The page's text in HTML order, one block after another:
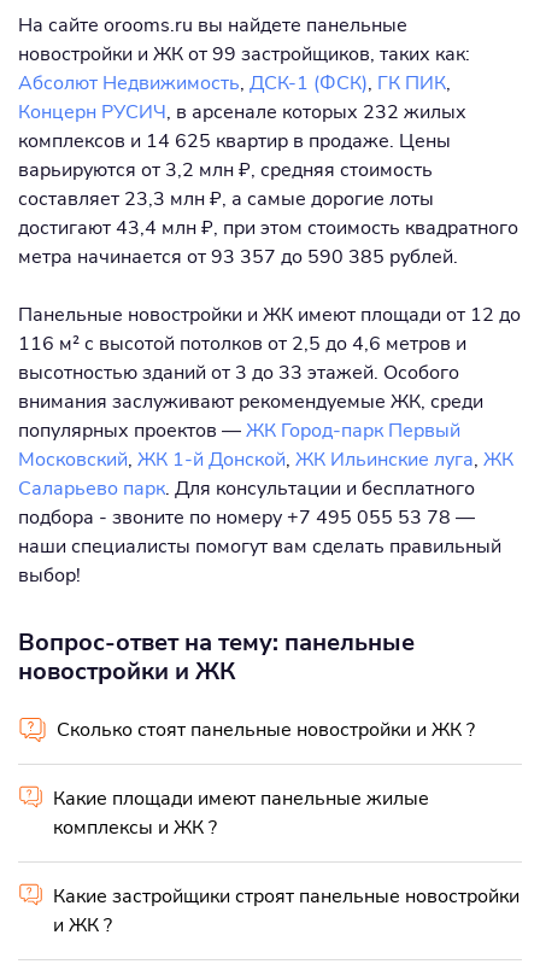
На сайте orooms.ru вы найдете панельные
новостройки и ЖК от 99 застройщиков, таких как:
Абсолют Недвижимость, ДСК-1 (ФСК), ГК ПИК,
Концерн РУСИЧ, в арсенале которых 232 жилых
комплексов и 14 625 квартир в продаже. Цены
варьируются от 3,2 млн ₽, средняя стоимость
составляет 23,3 млн ₽, а самые дорогие лоты
достигают 43,4 млн ₽, при этом стоимость квадратного
метра начинается от 93 357 до 590 385 рублей.
Панельные новостройки и ЖК имеют площади от 12 до
116 м² с высотой потолков от 2,5 до 4,6 метров и
высотностью зданий от 3 до 33 этажей. Особого
внимания заслуживают рекомендуемые ЖК, среди
популярных проектов —ЖК Город-парк Первый
Московский, ЖК 1-й Донской, ЖК Ильинские луга, ЖК
Саларьево парк. Для консультации и бесплатного
подбора - звоните по номеру +7 495 055 53 78 —
наши специалисты помогут вам сделать правильный
выбор!
Вопрос-ответ на тему: панельные
новостройки и ЖК
Сколько стоят панельные новостройки и ЖК ?
Какие площади имеют панельные жилые
комплексы и ЖК ?
Какие застройщики строят панельные новостройки
и ЖК ?